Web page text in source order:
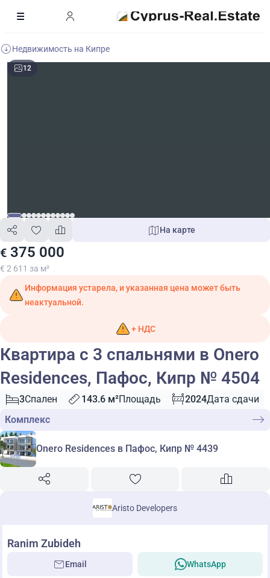
Недвижимость на Кипре
12
€ 375 000
€ 2 611 за м²
На карте
Информация устарела, и указанная цена может быть
неактуальной.
+ НДС
Квартира с 3 спальнями в Onero
Residences, Пафос, Кипр № 4504
3Спален 143.6 м²Площадь 2024Дата сдачи
Комплекс
Onero Residences в Пафос, Кипр № 4439
Aristo Developers
Ranim Zubideh
Email WhatsApp